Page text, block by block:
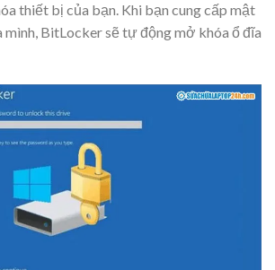
thiết bị của bạn. Khi bạn cung cấp mật
mình, BitLocker sẽ tự động mở khóa ổ đĩa